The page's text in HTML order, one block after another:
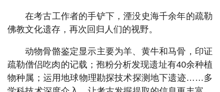
在考古工作者的手铲下，湮没史海千余年的疏勒
佛教文化遗存，再次回归人们的视野。
动物骨骼鉴定显示主要为羊、黄牛和马骨，印证
疏勒僧侣吃肉的记载；孢粉分析发现遗址有40余种植
物种属；运用地球物理勘探技术探测地下遗迹……多